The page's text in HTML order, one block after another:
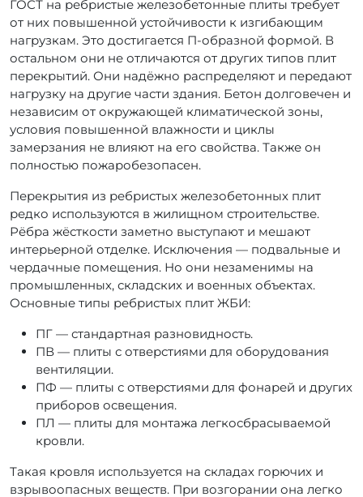
ГОСТ на ребристые железобетонные плиты требует
от них повышенной устойчивости к изгибающим
нагрузкам. Это достигается П-образной формой. В
остальном они не отличаются от других типов плит
перекрытий. Они надёжно распределяют и передают
нагрузку на другие части здания. Бетон долговечен и
независим от окружающей климатической зоны,
условия повышенной влажности и циклы
замерзания не влияют на его свойства. Также он
полностью пожаробезопасен.
Перекрытия из ребристых железобетонных плит
редко используются в жилищном строительстве.
Рёбра жёсткости заметно выступают и мешают
интерьерной отделке. Исключения — подвальные и
чердачные помещения. Но они незаменимы на
промышленных, складских и военных объектах.
Основные типы ребристых плит ЖБИ:
ПГ — стандартная разновидность.
ПВ — плиты с отверстиями для оборудования
вентиляции.
ПФ — плиты с отверстиями для фонарей и других
приборов освещения.
ПЛ — плиты для монтажа легкосбрасываемой
кровли.
Такая кровля используется на складах горючих и
взрывоопасных веществ. При возгорании она легко